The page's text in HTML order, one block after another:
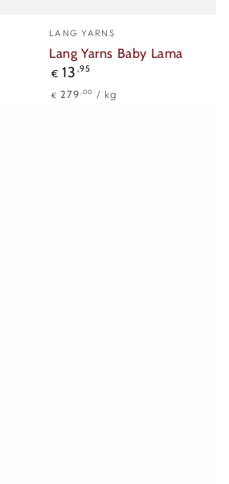
Verkäufer/in:
LANG YARNS
Lang Yarns Baby Lama
Regulärer
Preis
€ 13 ,95
Stückpreis
€ 279 ,00 / pro
kg